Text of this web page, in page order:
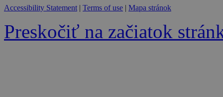
Accessibility Statement | Terms of use | Mapa stránok
Preskočiť na začiatok